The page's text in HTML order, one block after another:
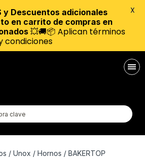
/ Unox / Hornos / BAKERTOP
y Descuentos adicionales
en carrito de compras en
💥🚚📦 Aplican términos
condiciones
X